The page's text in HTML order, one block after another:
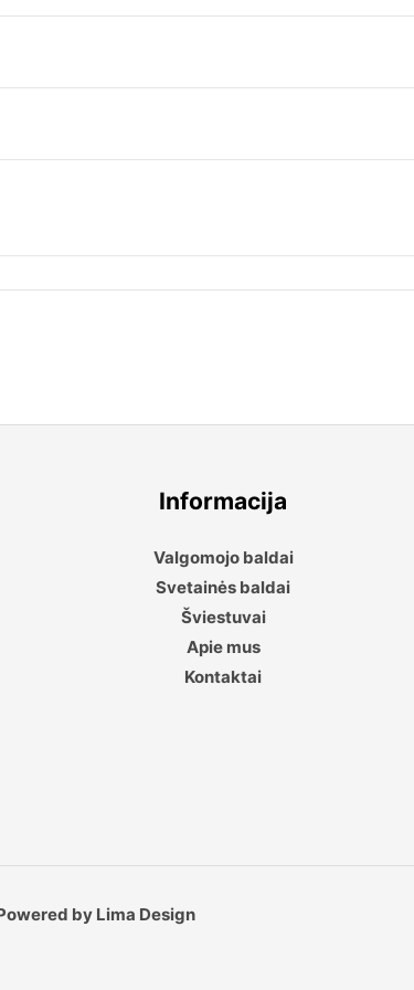
Informacija
Valgomojo baldai
Svetainės baldai
Šviestuvai
Apie mus
Kontaktai
by Lima Design